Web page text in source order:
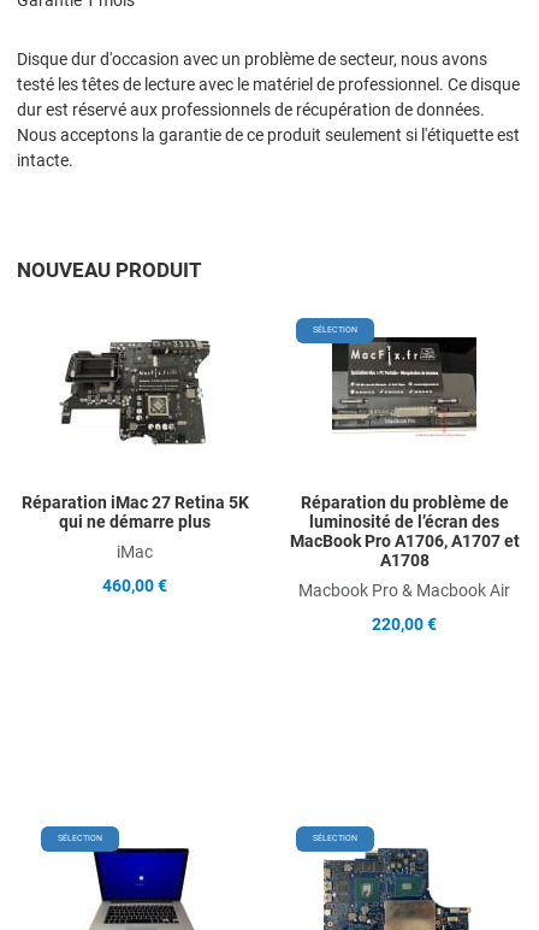
Disque dur d'occasion avec un problème de secteur, nous avons
testé les têtes de lecture avec le matériel de professionnel. Ce disque
dur est réservé aux professionnels de récupération de données.
Nous acceptons la garantie de ce produit seulement si l'étiquette est
intacte.
NOUVEAU PRODUIT
Add to Wishlist
Add to Compare
Quick View
Réparation iMac 27 Retina 5K
qui ne démarre plus
iMac
460,00 €
SÉLECTION
Réparation du problème de
luminosité de l’écran des
MacBook Pro A1706, A1707 et
A1708
Macbook Pro & Macbook Air
220,00 €
SÉLECTION Add to Wishlist
Add to Compare
SÉLECTION